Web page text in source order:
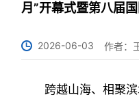
月”开幕式暨第八届
2026-06-03 作者：
跨越山海、相聚